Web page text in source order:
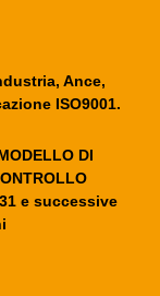
Ance,
ISO9001.
DI
e successive